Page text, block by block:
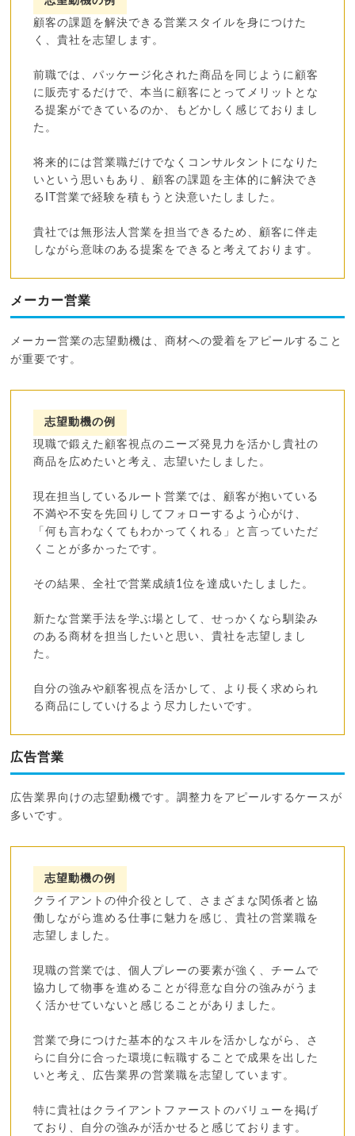
顧客の課題を解決できる営業スタイルを身につけた
く、貴社を志望します。
前職では、パッケージ化された商品を同じように顧客
に販売するだけで、本当に顧客にとってメリットとな
る提案ができているのか、もどかしく感じておりまし
た。
将来的には営業職だけでなくコンサルタントになりた
いという思いもあり、顧客の課題を主体的に解決でき
るIT営業で経験を積もうと決意いたしました。
貴社では無形法人営業を担当できるため、顧客に伴走
しながら意味のある提案をできると考えております。
メーカー営業
メーカー営業の志望動機は、商材への愛着をアピールすること
が重要です。
志望動機の例
現職で鍛えた顧客視点のニーズ発見力を活かし貴社の
商品を広めたいと考え、志望いたしました。
現在担当しているルート営業では、顧客が抱いている
不満や不安を先回りしてフォローするよう心がけ、
「何も言わなくてもわかってくれる」と言っていただ
くことが多かったです。
その結果、全社で営業成績1位を達成いたしました。
新たな営業手法を学ぶ場として、せっかくなら馴染み
のある商材を担当したいと思い、貴社を志望しまし
た。
自分の強みや顧客視点を活かして、より長く求められ
る商品にしていけるよう尽力したいです。
広告営業
広告業界向けの志望動機です。調整力をアピールするケースが
多いです。
志望動機の例
クライアントの仲介役として、さまざまな関係者と協
働しながら進める仕事に魅力を感じ、貴社の営業職を
志望しました。
現職の営業では、個人プレーの要素が強く、チームで
協力して物事を進めることが得意な自分の強みがうま
く活かせていないと感じることがありました。
営業で身につけた基本的なスキルを活かしながら、さ
らに自分に合った環境に転職することで成果を出した
いと考え、広告業界の営業職を志望しています。
特に貴社はクライアントファーストのバリューを掲げ
ており、自分の強みが活かせると感じております。